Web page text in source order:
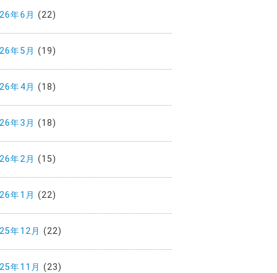
年6月 (22)
年5月 (19)
年4月 (18)
年3月 (18)
年2月 (15)
年1月 (22)
年12月 (22)
年11月 (23)